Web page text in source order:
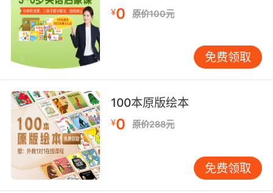
结构布局直接影响阅读体验。根据Microsoft年度
邮件使用报告，分层结构可使阅读速度提升
30%。VIPKID独创"三段式模板"：首段说明来
意，中段展开细节，尾段明确诉求。例如投诉课
程问题时，学员需按"问题描述-已尝试解决方案-
具体诉求"逻辑推进，避免情绪化表述。数据显
示，采用该模板的邮件获得积极回复率达89%。
三、语言得体，文化适配
语言风格需匹配邮件场景与双方关系。VIPKID资
深外教James指出，对教授宜用"I would be
¥0 原价100元
免费领取
100本原版绘本
¥0 原价288元
免费领取